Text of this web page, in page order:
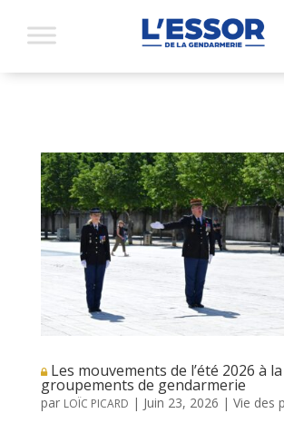
Les mouvements de l’été 2026 à
groupements de gendarmerie
par LOÏC PICARD | Juin 23, 2026 | Vie des